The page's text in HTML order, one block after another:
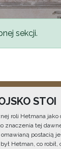
sekcji.
STOI
roli Hetmana jako
znaczenia tej
postacią
Hetman, co robił,